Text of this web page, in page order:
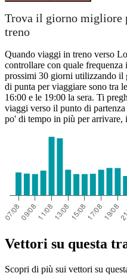
Trova il giorno migliore
treno
Quando viaggi in treno verso
controllare con quale
prossimi 30 giorni utilizzando il
di punta per viaggiare sono tra
16:00 e le 19:00 la sera. Ti
viaggi verso il punto di
po' di tempo in più per arrivare,
Vettori su questa
Scopri di più sui vettori su